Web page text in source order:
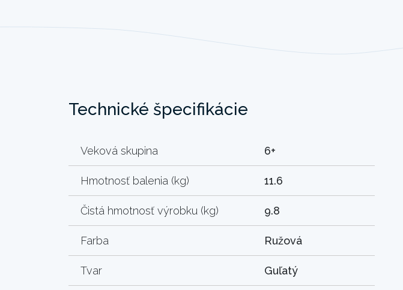
Technické špecifikácie
Veková skupina 6+
Hmotnosť balenia (kg) 11.6
Čistá hmotnosť výrobku (kg) 9.8
Farba Ružová
Tvar Guľatý